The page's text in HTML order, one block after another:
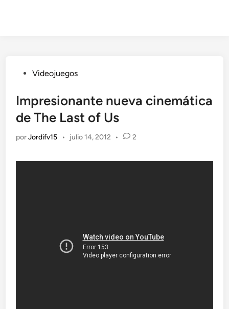
Publicado
Videojuegos
Impresionante nueva cinemática
de The Last of Us
porJordifv15 • julio 14, 2012 • 2